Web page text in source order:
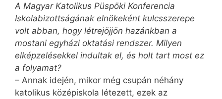
A Magyar Katolikus Püspöki Konferencia
Iskolabizottságának elnökeként kulcsszerepe
volt abban, hogy létrejöjjön hazánkban a
mostani egyházi oktatási rendszer. Milyen
elképzelésekkel indultak el, és holt tart most ez
a folyamat?
– Annak idején, mikor még csupán néhány
katolikus középiskola létezett, ezek az